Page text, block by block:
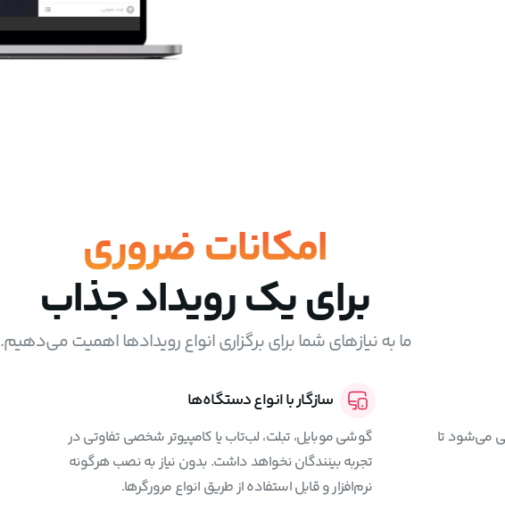
و تا همیشه در لحظه‌نگار
امکانات ضروری
برای یک رویداد جذاب
ما به نیازهای شما برای برگزاری انواع رویدادها اهمیت می‌دهیم.
می‌شود تا
سازگار با انواع دستگاه‌ها
گوشی موبایل، تبلت، لب‌تاب یا کامپیوتر شخصی تفاوتی در
تجربه بینندگان نخواهد داشت. بدون نیاز به نصب هرگونه
نرم‌افزار و قابل استفاده از طریق انواع مرورگرها.